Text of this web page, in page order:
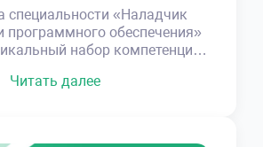
специальности «Наладчик
программного обеспечения»
набор компетенций,
и программ, но и
Читать далее